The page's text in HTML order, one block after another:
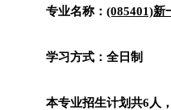
专业名称： (085401)新
学习方式：全日制
本专业招生计划共6 人